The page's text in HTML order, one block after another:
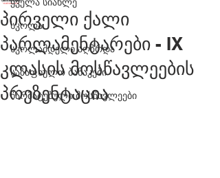
სკოლა
სკოლამდელი აღზრდა
საზაფხულო ბანაკები
წარმატებული მოსწავლეები
პირველი ქალი
პარლამენტარები - IX
კლასის მოსწავლეების
პრეზენტაცია